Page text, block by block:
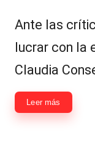
Ante las
lucrar con la
Claudia
Leer más